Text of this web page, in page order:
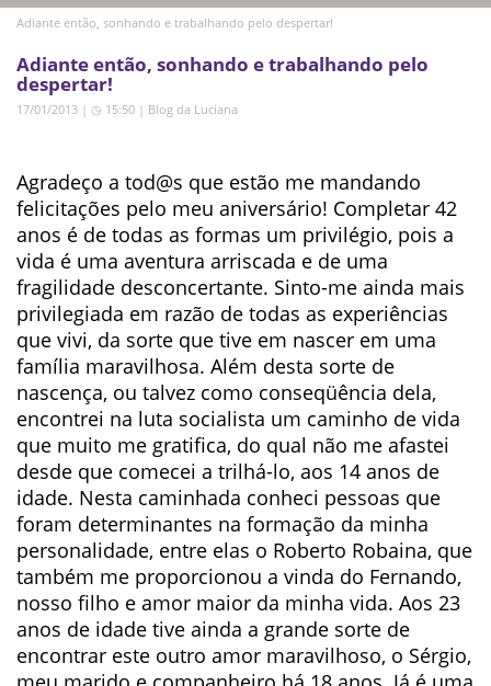
Adiante então, sonhando e trabalhando pelo despertar!
Adiante então, sonhando e trabalhando pelo
despertar!
17/01/2013 | ◷ 15:50 | Blog da Luciana
Agradeço a tod@s que estão me mandando
felicitações pelo meu aniversário! Completar 42
anos é de todas as formas um privilégio, pois a
vida é uma aventura arriscada e de uma
fragilidade desconcertante. Sinto-me ainda mais
privilegiada em razão de todas as experiências
que vivi, da sorte que tive em nascer em uma
família maravilhosa. Além desta sorte de
nascença, ou talvez como conseqüência dela,
encontrei na luta socialista um caminho de vida
que muito me gratifica, do qual não me afastei
desde que comecei a trilhá-lo, aos 14 anos de
idade. Nesta caminhada conheci pessoas que
foram determinantes na formação da minha
personalidade, entre elas o Roberto Robaina, que
também me proporcionou a vinda do Fernando,
nosso filho e amor maior da minha vida. Aos 23
anos de idade tive ainda a grande sorte de
encontrar este outro amor maravilhoso, o Sérgio,